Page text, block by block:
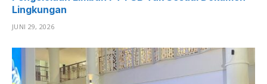
Lingkungan
JUNI 29, 2026